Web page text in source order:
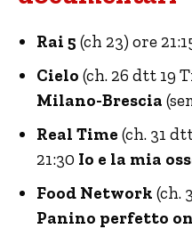
Rai 5 (ch 23) ore
Cielo (ch. 26 dtt 19
Milano-Brescia
Real Time (ch. 31
21:30 Io e la mia
Food Network (ch.
Panino perfetto